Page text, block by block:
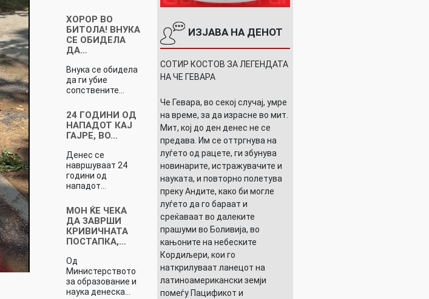
ХОРОР ВО
БИТОЛА! ВНУКА
СЕ ОБИДЕЛА
ДА…
Внука се обидела
да ги убие
сопствените…
24 ГОДИНИ ОД
НАПАДОТ КАЈ
ГАЈРЕ, ВО…
Денес се
навршуваат 24
години од
нападот…
МОН ЌЕ ЧЕКА
ДА ЗАВРШИ
КРИВИЧНАТА
ПОСТАПКА,…
Од
Министерството
за образование и
наука денеска…
ИЗЈАВА НА ДЕНОТ
СОТИР КОСТОВ ЗА ЛЕГЕНДАТА
НА ЧЕ ГЕВАРА
Че Гевара, во секој случај, умре
на време, за да израсне во мит.
Мит, кој до ден денес не се
предава. Им се оттргнува на
луѓето од рацете, ги збунува
новинарите, истражувачите и
науката, и повторно полетува
преку Андите, како би могле
луѓето да го бараат и
среќаваат во далеките
прашуми во Боливија, во
кањоните на небеските
Кордиљери, кои го
наткрилуваат ланецот на
латиноамерикански земји
помеѓу Пацификот и